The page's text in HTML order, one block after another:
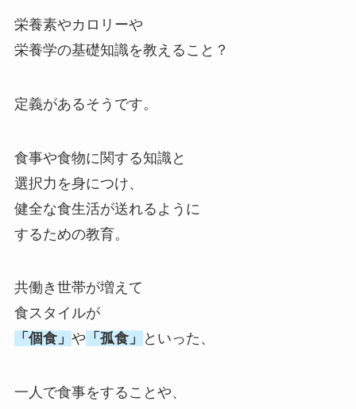
栄養素やカロリーや
栄養学の基礎知識を教えること？
定義があるそうです。
食事や食物に関する知識と
選択力を身につけ、
健全な食生活が送れるように
するための教育。
共働き世帯が増えて
食スタイルが
「個食」 や 「孤食」 といった、
一人で食事をすることや、